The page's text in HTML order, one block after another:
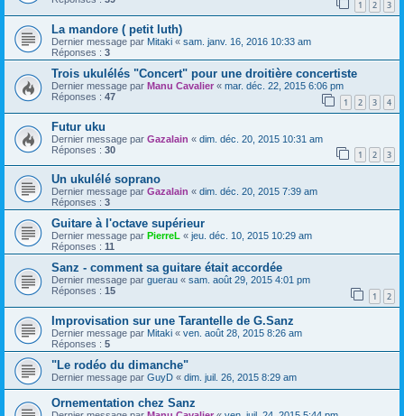
1 2 3
La mandore ( petit luth)
Dernier message par Mitaki « sam. janv. 16, 2016 10:33 am
Réponses : 3
Trois ukulélés "Concert" pour une droitière concertiste
Dernier message par Manu Cavalier « mar. déc. 22, 2015 6:06 pm
Réponses : 47 1 2 3 4
Futur uku
Dernier message par Gazalain « dim. déc. 20, 2015 10:31 am
Réponses : 30 1 2 3
Un ukulélé soprano
Dernier message par Gazalain « dim. déc. 20, 2015 7:39 am
Réponses : 3
Guitare à l'octave supérieur
Dernier message par PierreL « jeu. déc. 10, 2015 10:29 am
Réponses : 11
Sanz - comment sa guitare était accordée
Dernier message par guerau « sam. août 29, 2015 4:01 pm
Réponses : 15 1 2
Improvisation sur une Tarantelle de G.Sanz
Dernier message par Mitaki « ven. août 28, 2015 8:26 am
Réponses : 5
"Le rodéo du dimanche"
Dernier message par GuyD « dim. juil. 26, 2015 8:29 am
Ornementation chez Sanz